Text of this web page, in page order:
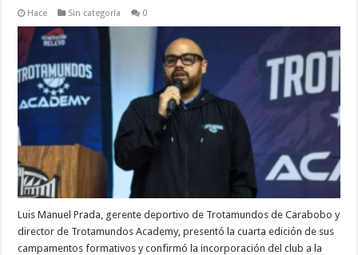
Hace Sin categoría 0
Luis Manuel Prada, gerente deportivo de Trotamundos de Carabobo y
director de Trotamundos Academy, presentó la cuarta edición de sus
campamentos formativos y confirmó la incorporación del club a la